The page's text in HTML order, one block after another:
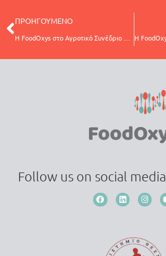
ΠΡΟΗΓΟΥΜΕΝΟ
Follow us on social media